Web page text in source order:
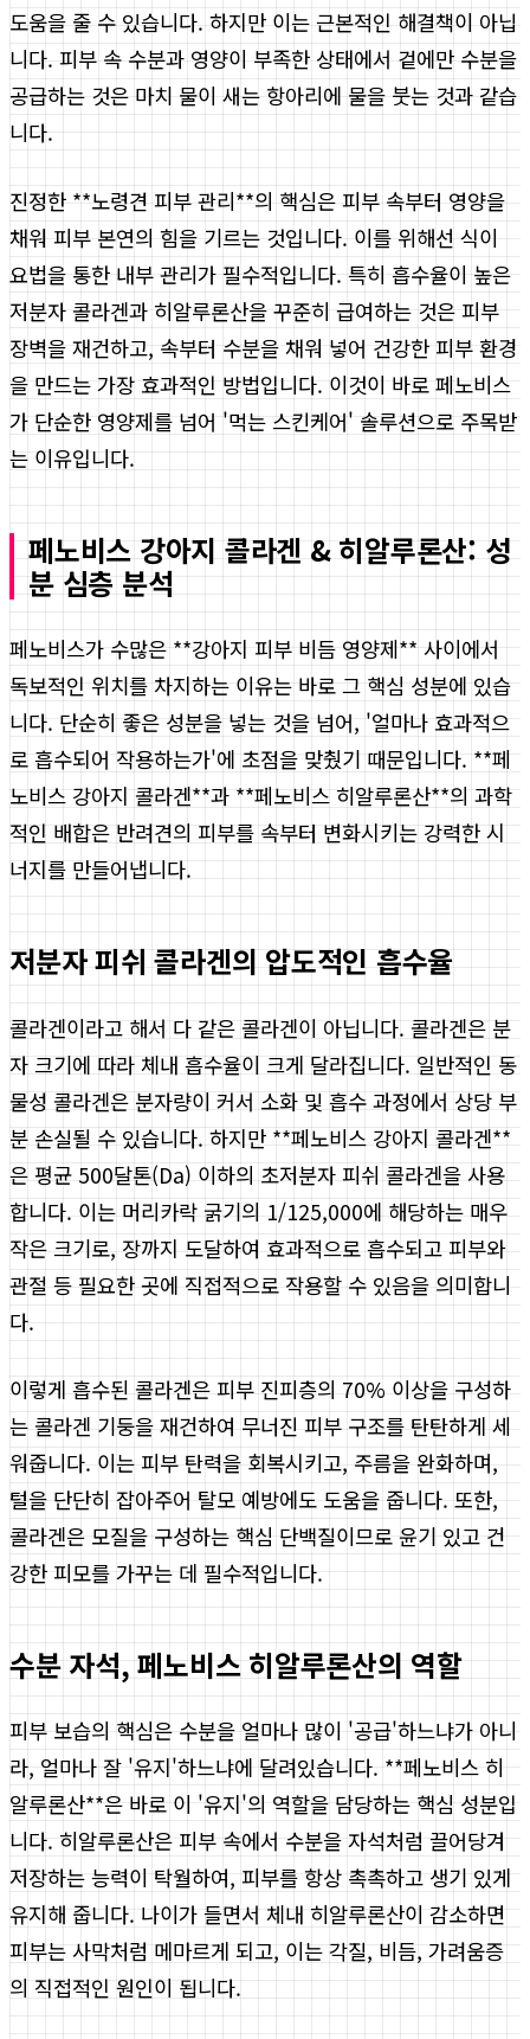
도움을 줄 수 있습니다. 하지만 이는 근본적인 해결책이 아닙
니다. 피부 속 수분과 영양이 부족한 상태에서 겉에만 수분을
공급하는 것은 마치 물이 새는 항아리에 물을 붓는 것과 같습
니다.
진정한 **노령견 피부 관리**의 핵심은 피부 속부터 영양을
채워 피부 본연의 힘을 기르는 것입니다. 이를 위해선 식이
요법을 통한 내부 관리가 필수적입니다. 특히 흡수율이 높은
저분자 콜라겐과 히알루론산을 꾸준히 급여하는 것은 피부
장벽을 재건하고, 속부터 수분을 채워 넣어 건강한 피부 환경
을 만드는 가장 효과적인 방법입니다. 이것이 바로 페노비스
가 단순한 영양제를 넘어 '먹는 스킨케어' 솔루션으로 주목받
는 이유입니다.
페노비스 강아지 콜라겐 & 히알루론산: 성
분 심층 분석
페노비스가 수많은 **강아지 피부 비듬 영양제** 사이에서
독보적인 위치를 차지하는 이유는 바로 그 핵심 성분에 있습
니다. 단순히 좋은 성분을 넣는 것을 넘어, '얼마나 효과적으
로 흡수되어 작용하는가'에 초점을 맞췄기 때문입니다. **페
노비스 강아지 콜라겐**과 **페노비스 히알루론산**의 과학
적인 배합은 반려견의 피부를 속부터 변화시키는 강력한 시
너지를 만들어냅니다.
저분자 피쉬 콜라겐의 압도적인 흡수율
콜라겐이라고 해서 다 같은 콜라겐이 아닙니다. 콜라겐은 분
자 크기에 따라 체내 흡수율이 크게 달라집니다. 일반적인 동
물성 콜라겐은 분자량이 커서 소화 및 흡수 과정에서 상당 부
분 손실될 수 있습니다. 하지만 **페노비스 강아지 콜라겐**
은 평균 500달톤(Da) 이하의 초저분자 피쉬 콜라겐을 사용
합니다. 이는 머리카락 굵기의 1/125,000에 해당하는 매우
작은 크기로, 장까지 도달하여 효과적으로 흡수되고 피부와
관절 등 필요한 곳에 직접적으로 작용할 수 있음을 의미합니
다.
이렇게 흡수된 콜라겐은 피부 진피층의 70% 이상을 구성하
는 콜라겐 기둥을 재건하여 무너진 피부 구조를 탄탄하게 세
워줍니다. 이는 피부 탄력을 회복시키고, 주름을 완화하며,
털을 단단히 잡아주어 탈모 예방에도 도움을 줍니다. 또한,
콜라겐은 모질을 구성하는 핵심 단백질이므로 윤기 있고 건
강한 피모를 가꾸는 데 필수적입니다.
수분 자석, 페노비스 히알루론산의 역할
피부 보습의 핵심은 수분을 얼마나 많이 '공급'하느냐가 아니
라, 얼마나 잘 '유지'하느냐에 달려있습니다. **페노비스 히
알루론산**은 바로 이 '유지'의 역할을 담당하는 핵심 성분입
니다. 히알루론산은 피부 속에서 수분을 자석처럼 끌어당겨
저장하는 능력이 탁월하여, 피부를 항상 촉촉하고 생기 있게
유지해 줍니다. 나이가 들면서 체내 히알루론산이 감소하면
피부는 사막처럼 메마르게 되고, 이는 각질, 비듬, 가려움증
의 직접적인 원인이 됩니다.